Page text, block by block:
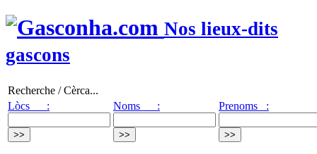
Nos lieux-dits
gascons
Recherche / Cèrca...
Lòcs :
Noms : Prenoms :